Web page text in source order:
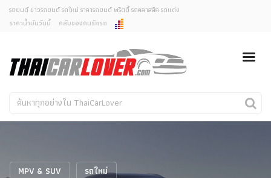
ยกเลิกการแจ้งเตือน
คุณต้องการยกเลิกการแจ้งเตือนข่าวสารเมื่อมีการอัพเดต
ใช่หรือไม่?
ไม่
รถยนต์ ข่าวรถยนต์ รถใหม่ ราคารถยนต์ พริตตี้ รถคลาสสิค รถแต่ง
ราคาน้ำมันวันนี้
คลับของคนรักรถ
รถใหม่
คนรักรถ
รถแต่ง
MPV & SUV รถใหม่